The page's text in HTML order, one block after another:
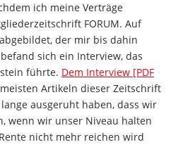
ich meine Verträge
FORUM. Auf
der mir bis dahin
sich ein Interview, das
führte. Dem Interview [PDF
Artikeln dieser Zeitschrift
ausgeruht haben, dass wir
wenn wir unser Niveau halten
nicht mehr reichen wird